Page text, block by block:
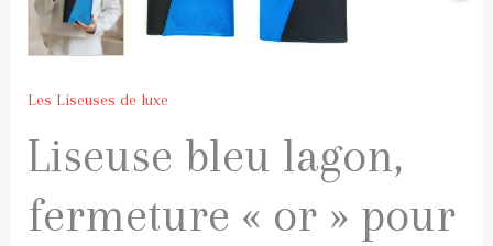
Les Liseuses de luxe
Liseuse bleu lagon,
fermeture « or » pour